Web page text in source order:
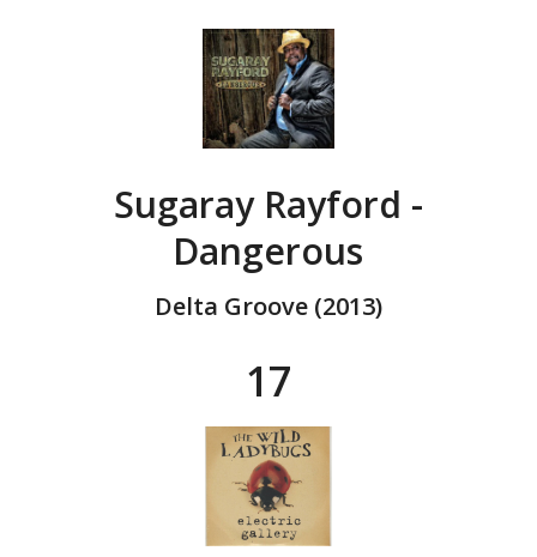
Sugaray Rayford -
Dangerous
Delta Groove (2013)
17